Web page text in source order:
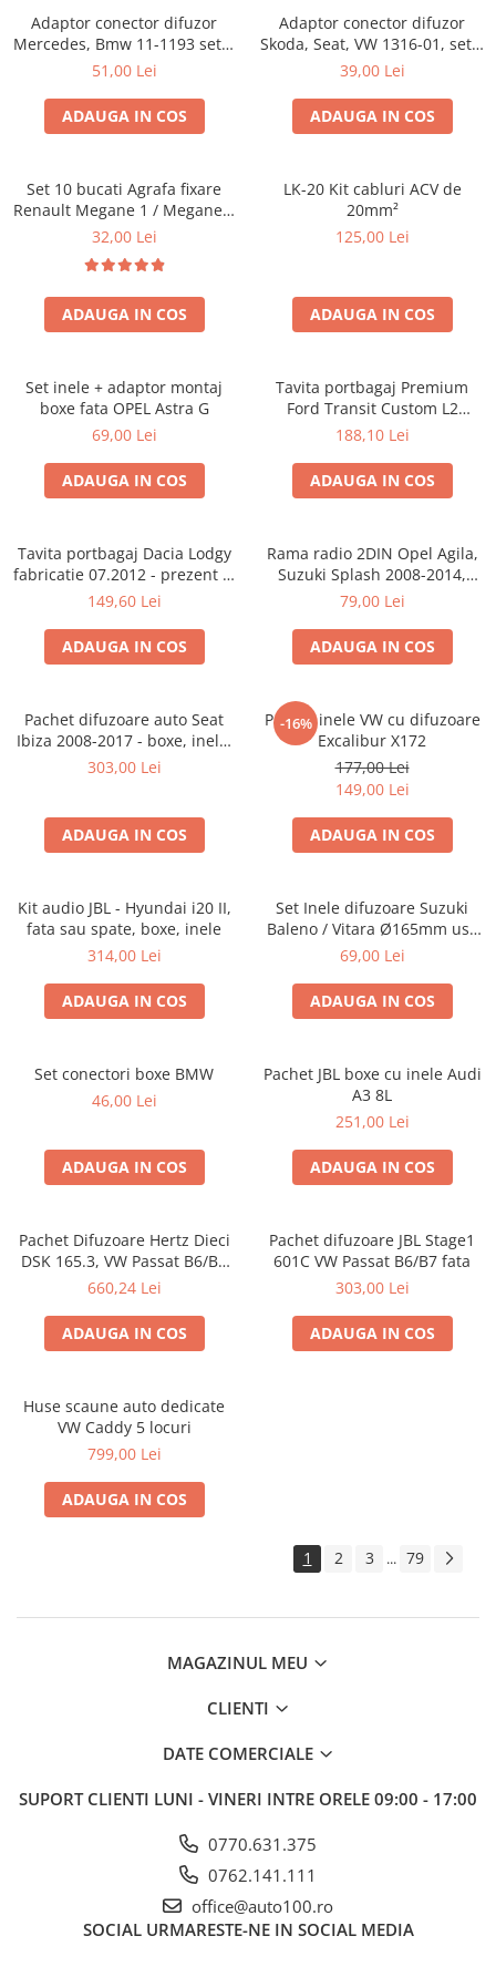
Adaptor conector difuzor
Mercedes, Bmw 11-1193 set 2
bucati
51,00 Lei
ADAUGA IN COS
Adaptor conector difuzor
Skoda, Seat, VW 1316-01, set 2
bucati
39,00 Lei
ADAUGA IN COS
Set 10 bucati Agrafa fixare
Renault Megane 1 / Megane 1
Classic 1995- , Scenic 1 , Clio
Siena pentru chedere usi
pavilion
32,00 Lei
ADAUGA IN COS
LK-20 Kit cabluri ACV de
20mm²
125,00 Lei
ADAUGA IN COS
Set inele + adaptor montaj
boxe fata OPEL Astra G
69,00 Lei
ADAUGA IN COS
Tavita portbagaj Premium
Ford Transit Custom L2
fabricatie 01.2013 - prezent
188,10 Lei
ADAUGA IN COS
Tavita portbagaj Dacia Lodgy
fabricatie 07.2012 - prezent (7
locuri)
149,60 Lei
ADAUGA IN COS
Rama radio 2DIN Opel Agila,
Suzuki Splash 2008-2014,
381294-04
79,00 Lei
ADAUGA IN COS
Pachet difuzoare auto Seat
Ibiza 2008-2017 - boxe, inele,
adaptoare
303,00 Lei
ADAUGA IN COS
-16%
Pachet inele VW cu difuzoare
Excalibur X172
177,00 Lei
149,00 Lei
ADAUGA IN COS
Kit audio JBL - Hyundai i20 II,
fata sau spate, boxe, inele
314,00 Lei
ADAUGA IN COS
Set Inele difuzoare Suzuki
Baleno / Vitara Ø165mm usa
fata, 271294-01
69,00 Lei
ADAUGA IN COS
Set conectori boxe BMW
46,00 Lei
ADAUGA IN COS
Pachet JBL boxe cu inele Audi
A3 8L
251,00 Lei
ADAUGA IN COS
Pachet Difuzoare Hertz Dieci
DSK 165.3, VW Passat B6/B7
fata
660,24 Lei
ADAUGA IN COS
Pachet difuzoare JBL Stage1
601C VW Passat B6/B7 fata
303,00 Lei
ADAUGA IN COS
Huse scaune auto dedicate
VW Caddy 5 locuri
799,00 Lei
ADAUGA IN COS
1 2 3 ... 79
MAGAZINUL MEU
CLIENTI
DATE COMERCIALE
SUPORT CLIENTI LUNI - VINERI INTRE ORELE 09:00 - 17:00
0770.631.375
0762.141.111
office@auto100.ro
SOCIAL URMARESTE-NE IN SOCIAL MEDIA